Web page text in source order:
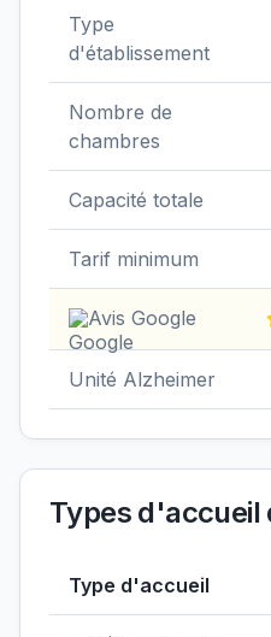
Type
d'établissement
Nombre de
chambres
Capacité totale
Tarif minimum
Avis Google
Unité Alzheimer
Types d'accueil
Type d'accueil